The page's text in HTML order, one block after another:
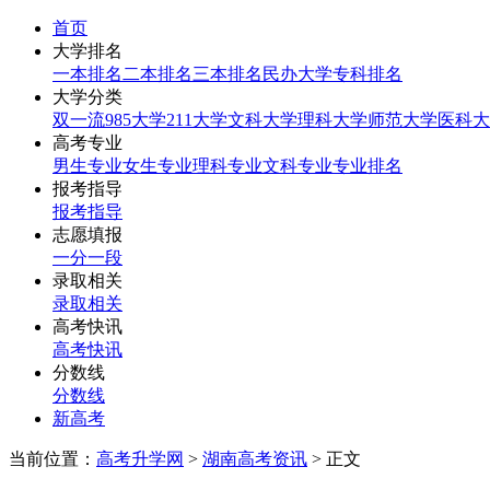
首页
大学排名
一本排名 二本排名三本排名 民办大学专科排名
大学分类
双一流985大学211大学文科大学理科大学师范大学医科
高考专业
男生专业女生专业理科专业文科专业专业排名
报考指导
报考指导
志愿填报
一分一段
录取相关
录取相关
高考快讯
高考快讯
分数线
分数线
新高考
当前位置： 高考升学网 > 湖南高考资讯 > 正文